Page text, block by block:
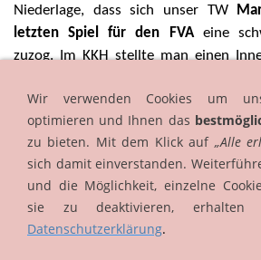
Niederlage, dass sich unser TW
letzten Spiel für den FVA eine
zuzog. Im KKH stellte man einen
wie gesagt für die Zukunft das
Wir verwenden Cookies um
optimieren und Ihnen das
zu bieten. Mit dem Klick auf „Alle
sich damit einverstanden.
und die Möglichkeit, einzelne
sie zu deaktivieren,
Datenschutzerklärung.